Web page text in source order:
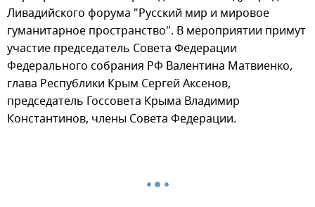
Ливадийского форума "Русский мир и мировое
гуманитарное пространство". В мероприятии примут
участие председатель Совета Федерации
Федерального собрания РФ Валентина Матвиенко,
глава Республики Крым Сергей Аксенов,
председатель Госсовета Крыма Владимир
Константинов, члены Совета Федерации.